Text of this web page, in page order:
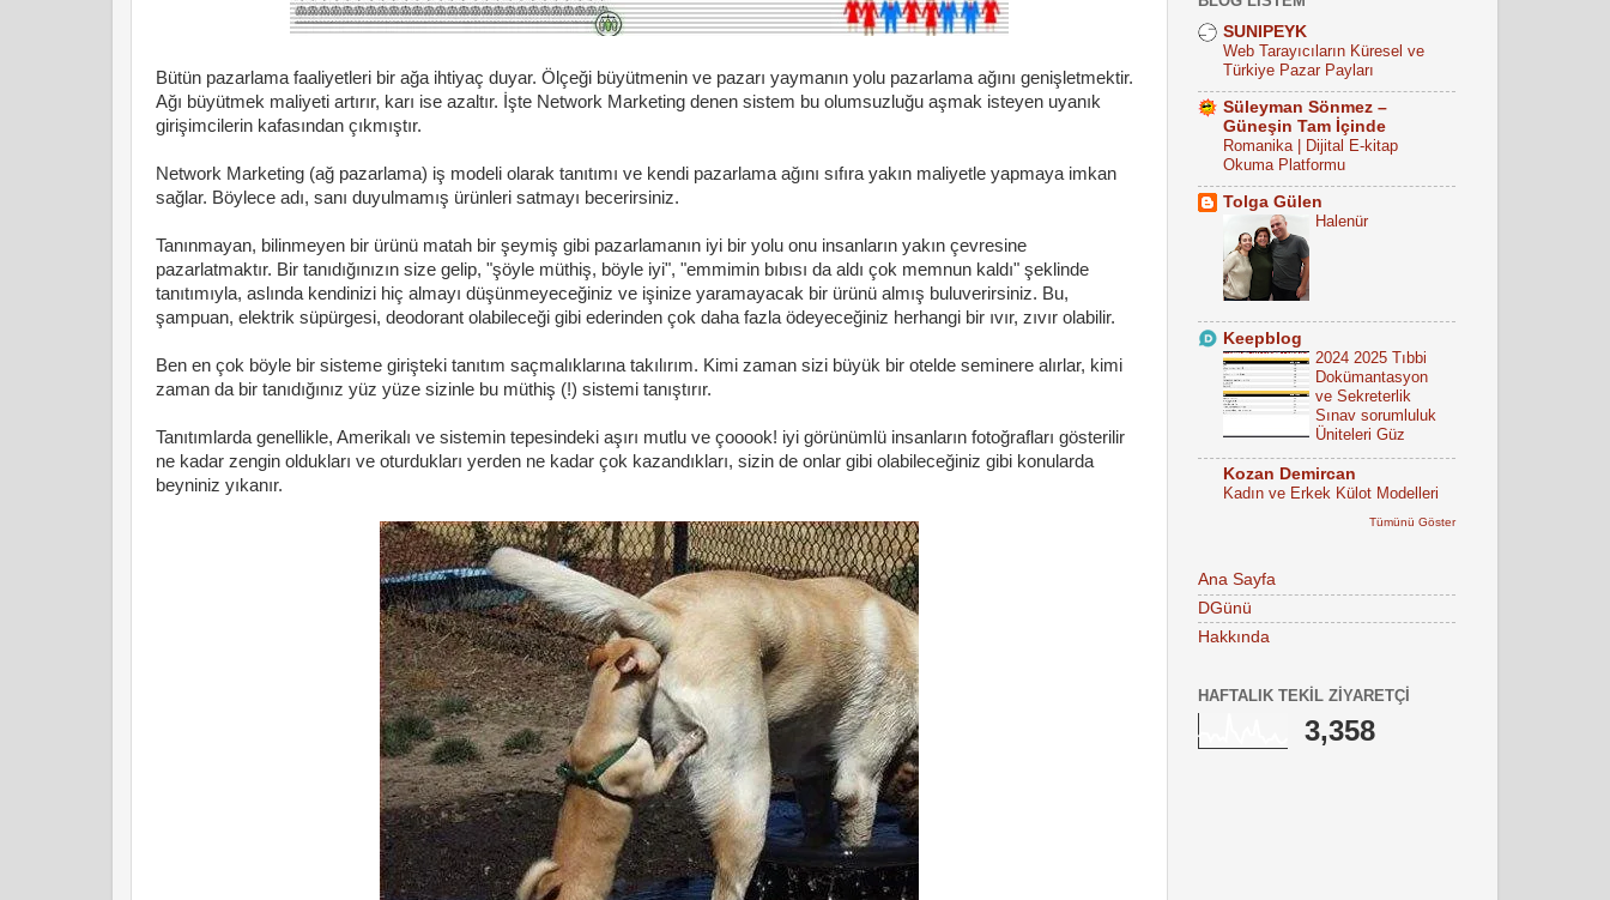
Bütün pazarlama faaliyetleri bir ağa ihtiyaç duyar. Ölçeği büyütmenin ve pazarı yaymanın yolu pazarlama ağını genişletmektir.
Ağı büyütmek maliyeti artırır, karı ise azaltır. İşte Network Marketing denen sistem bu olumsuzluğu aşmak isteyen uyanık
girişimcilerin kafasından çıkmıştır.
Network Marketing (ağ pazarlama) iş modeli olarak tanıtımı ve kendi pazarlama ağını sıfıra yakın maliyetle yapmaya imkan
sağlar. Böylece adı, sanı duyulmamış ürünleri satmayı becerirsiniz.
Tanınmayan, bilinmeyen bir ürünü matah bir şeymiş gibi pazarlamanın iyi bir yolu onu insanların yakın çevresine
pazarlatmaktır. Bir tanıdığınızın size gelip, "şöyle müthiş, böyle iyi", "emmimin bıbısı da aldı çok memnun kaldı" şeklinde
tanıtımıyla, aslında kendinizi hiç almayı düşünmeyeceğiniz ve işinize yaramayacak bir ürünü almış buluverirsiniz. Bu,
şampuan, elektrik süpürgesi, deodorant olabileceği gibi ederinden çok daha fazla ödeyeceğiniz herhangi bir ıvır, zıvır olabilir.
Ben en çok böyle bir sisteme girişteki tanıtım saçmalıklarına takılırım. Kimi zaman sizi büyük bir otelde seminere alırlar, kimi
zaman da bir tanıdığınız yüz yüze sizinle bu müthiş (!) sistemi tanıştırır.
Tanıtımlarda genellikle, Amerikalı ve sistemin tepesindeki aşırı mutlu ve çooook! iyi görünümlü insanların fotoğrafları gösterilir
ne kadar zengin oldukları ve oturdukları yerden ne kadar çok kazandıkları, sizin de onlar gibi olabileceğiniz gibi konularda
beyniniz yıkanır.
SUNIPEYK
Web Tarayıcıların Küresel ve
Türkiye Pazar Payları
Süleyman Sönmez –
Güneşin Tam İçinde
Romanika | Dijital E-kitap
Okuma Platformu
Tolga Gülen
Halenür
Keepblog
2024 2025 Tıbbi
Dokümantasyon
ve Sekreterlik
Sınav sorumluluk
Üniteleri Güz
Kozan Demircan
Kadın ve Erkek Külot Modelleri
Tümünü Göster
Ana Sayfa
DGünü
Hakkında
HAFTALIK TEKIL ZIYARETÇI
3,358